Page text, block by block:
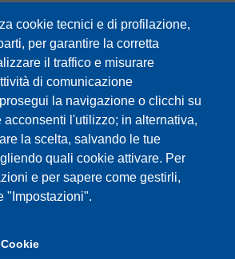
cookie tecnici e di profilazione,
per garantire la corretta
il traffico e misurare
di comunicazione
la navigazione o clicchi su
acconsenti l'utilizzo; in alternativa,
la scelta, salvando le tue
quali cookie attivare. Per
e per sapere come gestirli,
"Impostazioni".
e Scienze Umane
- 42121 Reggio nell'Emilia
(portineria)